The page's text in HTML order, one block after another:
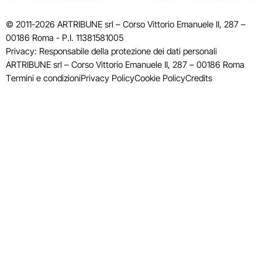
© 2011-2026 ARTRIBUNE srl – Corso Vittorio Emanuele II, 287 –
00186 Roma - P.I. 11381581005
Privacy: Responsabile della protezione dei dati personali
ARTRIBUNE srl – Corso Vittorio Emanuele II, 287 – 00186 Roma
Termini e condizioniPrivacy PolicyCookie PolicyCredits